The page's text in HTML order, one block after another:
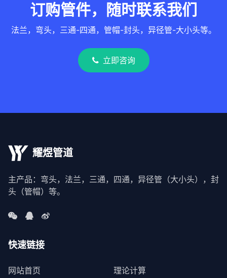
订购管件，随时联系我们
法兰，弯头，三通-四通，管帽-封头，异径管-大小头等。
立即咨询
耀煜管道
主产品：弯头，法兰，三通，四通，异径管（大小头），封
头（管帽）等。
快速链接
网站首页
理论计算